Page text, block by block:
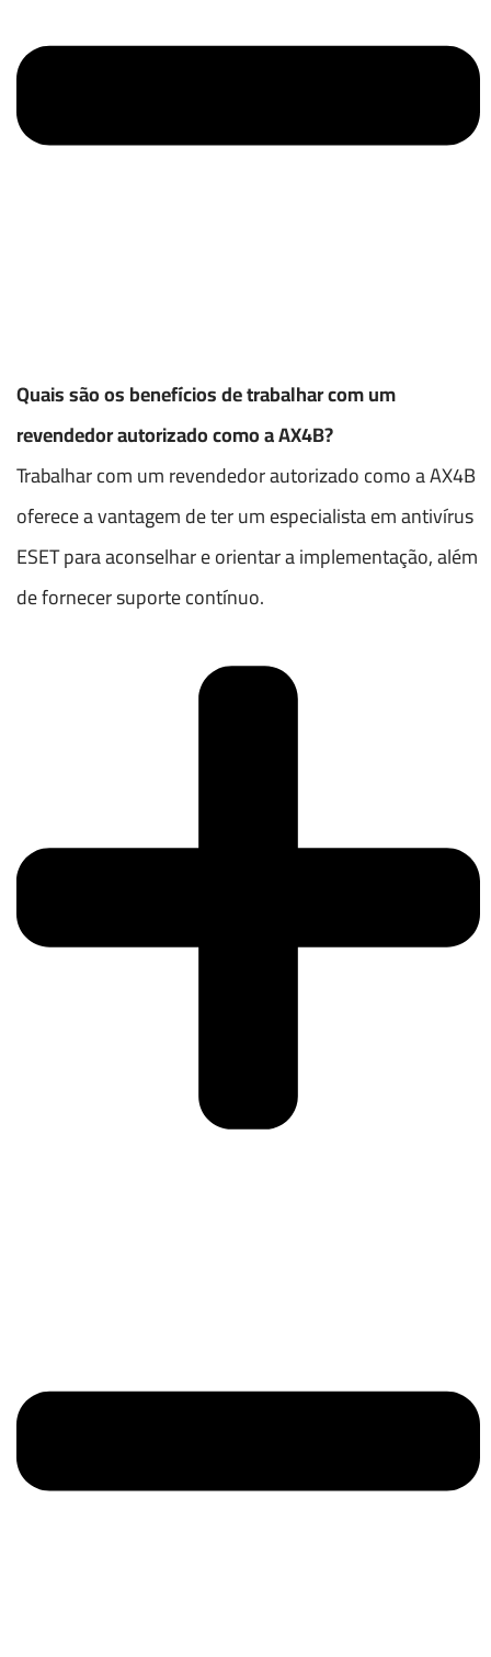
Quais são os benefícios de trabalhar com um
revendedor autorizado como a AX4B?
Trabalhar com um revendedor autorizado como a AX4B
oferece a vantagem de ter um especialista em antivírus
ESET para aconselhar e orientar a implementação, além
de fornecer suporte contínuo.